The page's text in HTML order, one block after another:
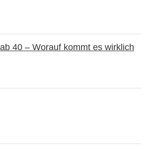
40 – Worauf kommt es wirklich